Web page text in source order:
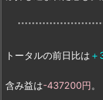
トータルの前日比は
含み益は-437200円。